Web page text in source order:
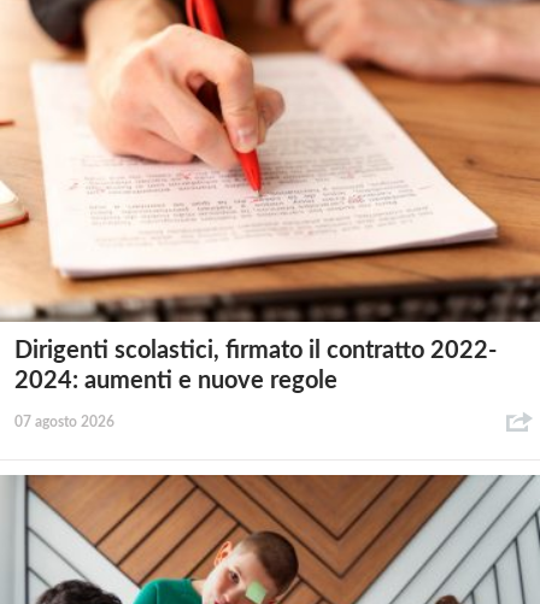
Dirigenti scolastici, firmato il contratto 2022-
2024: aumenti e nuove regole
07 agosto 2026